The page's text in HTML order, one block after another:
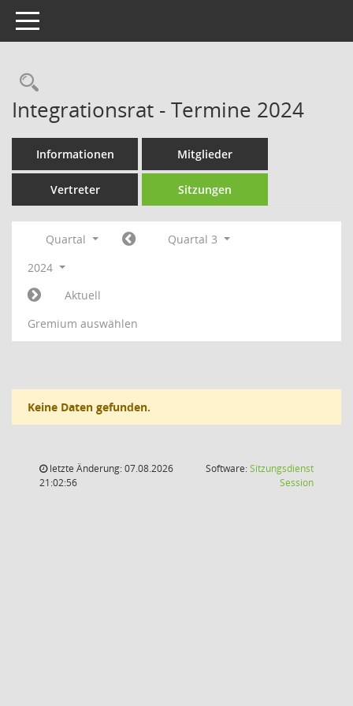
Toggle navigation
Rechercheauswahl
Integrationsrat - Termine 2024
Informationen Mitglieder
Vertreter Sitzungen
Quartal
Quartal 3
2024
Aktuell
Gremium auswählen
Keine Daten gefunden.
letzte Änderung: 07.08.2026
21:02:56
Software:Sitzungsdienst
Session(Wird in